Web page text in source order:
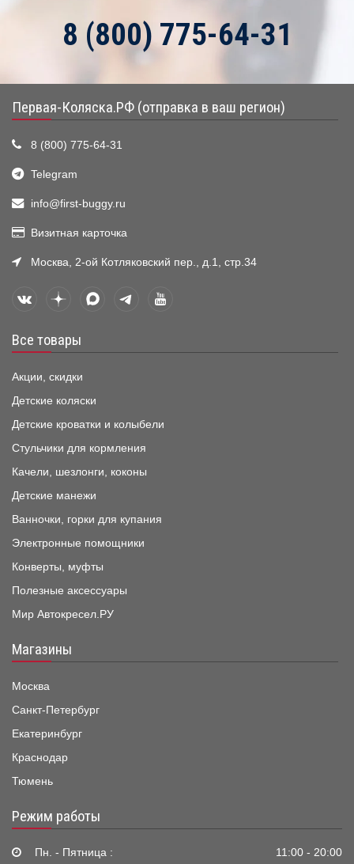
8 (800) 775-64-31
Первая-Коляска.РФ (отправка в ваш регион)
8 (800) 775-64-31
Telegram
info@first-buggy.ru
Визитная карточка
Москва, 2-ой Котляковский пер., д.1, стр.34
Все товары
Акции, скидки
Детские коляски
Детские кроватки и колыбели
Стульчики для кормления
Качели, шезлонги, коконы
Детские манежи
Ванночки, горки для купания
Электронные помощники
Конверты, муфты
Полезные аксессуары
Мир Автокресел.РУ
Магазины
Москва
Санкт-Петербург
Екатеринбург
Краснодар
Тюмень
Режим работы
Пн. - Пятница : 11:00 - 20:00